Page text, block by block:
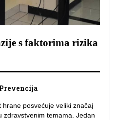
s faktorima rizika
Prevencija
posvećuje veliki značaj
zdravstvenim temama. Jedan